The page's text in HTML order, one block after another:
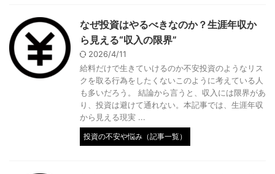
なぜ投資はやるべきなのか？生涯年収か
ら見える“収入の限界”
2026/4/11
給料だけで生きていけるのか不安投資のようなリス
クを取る行為をしたくないこのように考えている人
も多いだろう。 結論から言うと、収入には限界があ
り、投資は避けて通れない。本記事では、生涯年収
から見える現実 ...
投資の不安や悩み（記事一覧）